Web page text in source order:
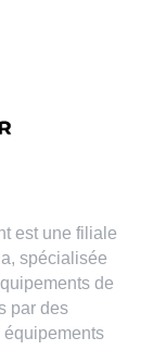
est une filiale
spécialisée
de
par des
équipements